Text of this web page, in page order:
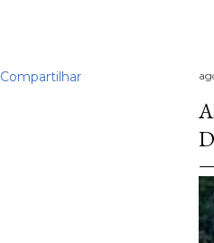
Compartilhar